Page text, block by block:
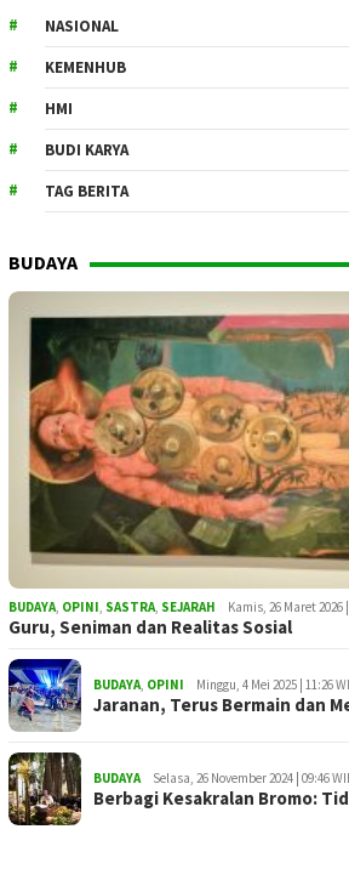
NASIONAL
KEMENHUB
HMI
BUDI KARYA
TAG BERITA
BUDAYA
BUDAYA, OPINI, SASTRA, SEJARAH Kamis, 26 Maret 2026
Guru, Seniman dan Realitas Sosial
BUDAYA, OPINI Minggu, 4 Mei 2025 | 11:26
Jaranan, Terus Bermain dan
BUDAYA Selasa, 26 November 2024 | 09:46
Berbagi Kesakralan Bromo: